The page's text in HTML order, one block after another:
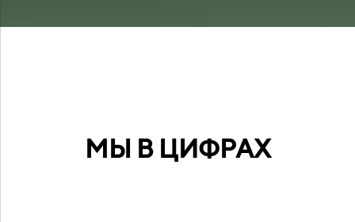
МЫ В ЦИФРАХ